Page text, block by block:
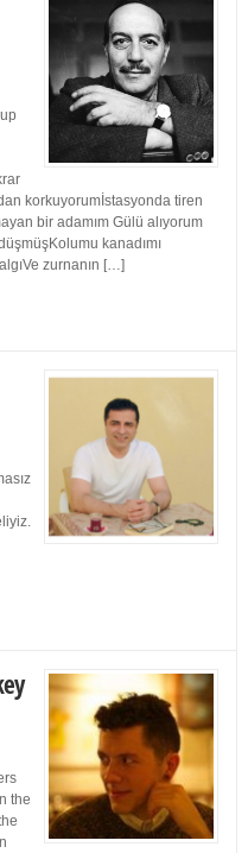
korkuyorumİstasyonda tiren
bir adamım Gülü alıyorum
kanadımı
zurnanın […]
the